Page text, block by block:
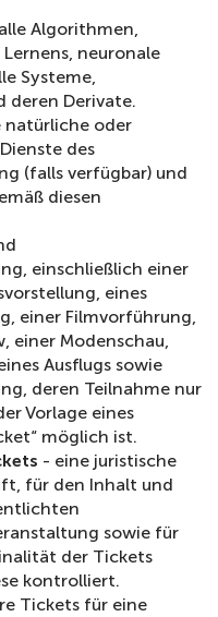
Algorithmen,
neuronale
Systeme,
deren Derivate.
natürliche oder
des
(falls verfügbar) und
diesen
einschließlich einer
eines
einer Filmvorführung,
einer Modenschau,
Ausflugs sowie
deren Teilnahme nur
Vorlage eines
möglich ist.
- eine juristische
für den Inhalt und
sowie für
der Tickets
kontrolliert.
Tickets für eine